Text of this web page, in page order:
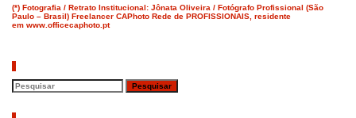
(*) Fotografia / Retrato Institucional: Jônata Oliveira / Fotógrafo Profissional (São
Paulo – Brasil) Freelancer CAPhoto Rede de PROFISSIONAIS, residente
em www.officecaphoto.pt